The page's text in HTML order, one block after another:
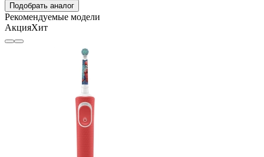
Подобрать аналог
Рекомендуемые модели
АкцияХит